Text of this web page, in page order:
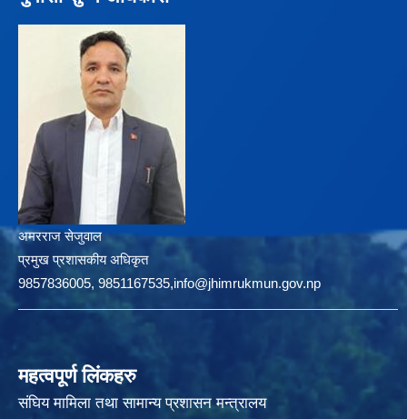
अमरराज सेजुवाल
प्रमुख प्रशासकीय अधिकृत
9857836005, 9851167535,info@jhimrukmun.gov.np
महत्वपूर्ण लिंकहरु
संघिय मामिला तथा सामान्य प्रशासन मन्त्रालय